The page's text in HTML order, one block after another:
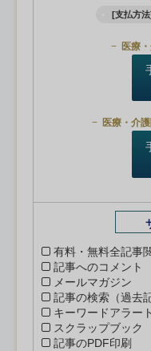
[支払方
医療
医療・介
有料・無料全記事
記事へのコメント
メールマガジン
記事の検索（過去
キーワードアラート
スクラップブック
記事のPDF印刷